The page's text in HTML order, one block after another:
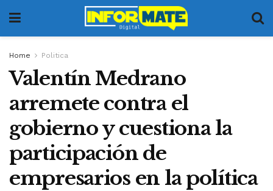
Home Politica
Valentín Medrano
arremete contra el
gobierno y cuestiona la
participación de
empresarios en la política